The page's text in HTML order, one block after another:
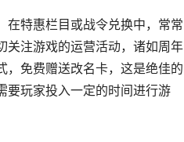
在特惠栏目或战令兑换中，常常
关注游戏的运营活动，诸如周年
，免费赠送改名卡，这是绝佳的
要玩家投入一定的时间进行游